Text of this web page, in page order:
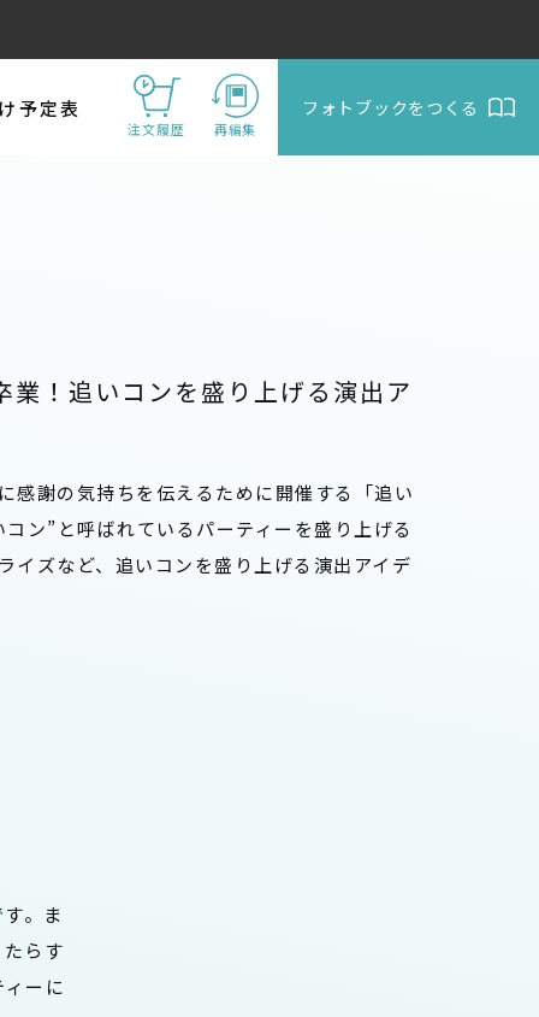
予定表
注文履歴 再編集
フォトブックをつくる
業！追いコンを盛り上げる演出ア
感謝の気持ちを伝えるために開催する「追い
ン”と呼ばれているパーティーを盛り上げる
イズなど、追いコンを盛り上げる演出アイデ
。ま
らす
ーに